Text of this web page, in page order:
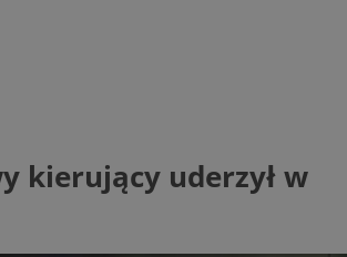
kierujący uderzył w